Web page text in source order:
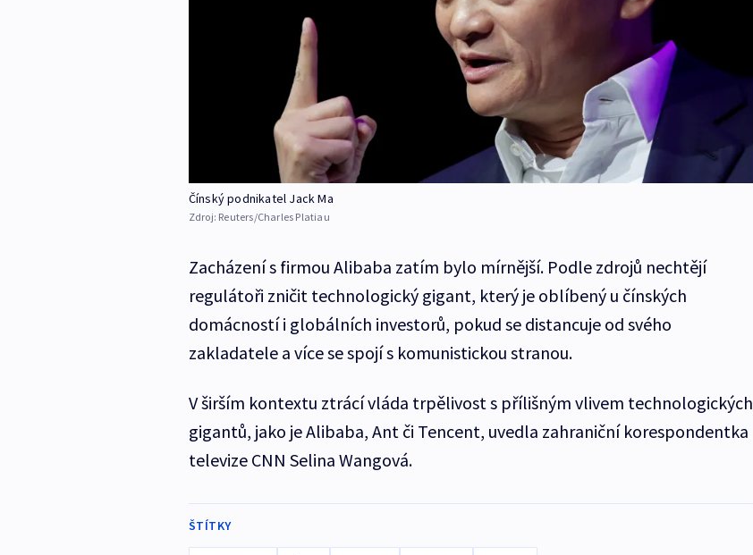
Čínský podnikatel Jack Ma
Zdroj: Reuters/Charles Platiau
Zacházení s firmou Alibaba zatím bylo mírnější. Podle zdrojů nechtějí
regulátoři zničit technologický gigant, který je oblíbený u čínských
domácností i globálních investorů, pokud se distancuje od svého
zakladatele a více se spojí s komunistickou stranou.
V širším kontextu ztrácí vláda trpělivost s přílišným vlivem technologických
gigantů, jako je Alibaba, Ant či Tencent, uvedla zahraniční korespondentka
televize CNN Selina Wangová.
ŠTÍTKY